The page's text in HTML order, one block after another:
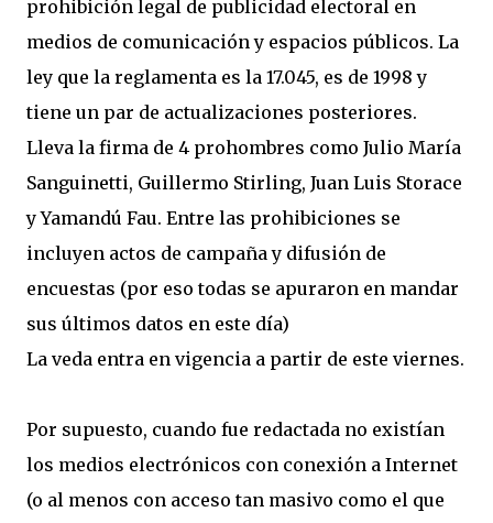
prohibición legal de publicidad electoral en
medios de comunicación y espacios públicos. La
ley que la reglamenta es la 17.045, es de 1998 y
tiene un par de actualizaciones posteriores.
Lleva la firma de 4 prohombres como Julio María
Sanguinetti, Guillermo Stirling, Juan Luis Storace
y Yamandú Fau. Entre las prohibiciones se
incluyen actos de campaña y difusión de
encuestas (por eso todas se apuraron en mandar
sus últimos datos en este día)
La veda entra en vigencia a partir de este viernes.
Por supuesto, cuando fue redactada no existían
los medios electrónicos con conexión a Internet
(o al menos con acceso tan masivo como el que